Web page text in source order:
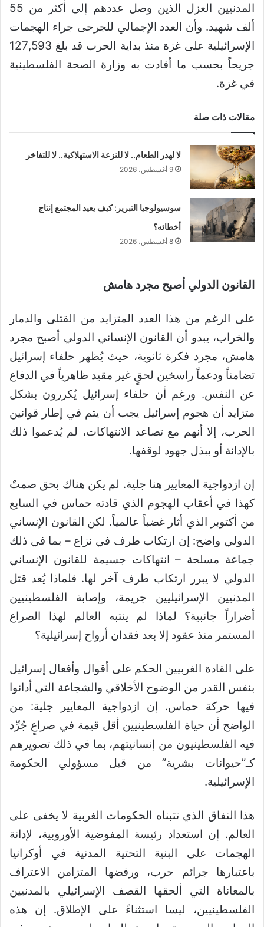
المدنيين العزل الذين وصل عددهم إلى أكثر من 55
ألف شهيد. وأن العدد الإجمالي للجرحى جراء الهجمات
الإسرائيلية على غزة منذ بداية الحرب قد بلغ 127,593
جريحاً بحسب ما أفادت به وزارة الصحة الفلسطينية
في غزة.
مقالات ذات صلة
لا لهدر الطعام.. لا للنزعة الاستهلاكية.. لا للتفاخر
9 أغسطس، 2026
سوسيولوجيا التبرير: كيف يعيد المجتمع إنتاج
أخطائه؟
8 أغسطس، 2026
القانون الدولي أصبح مجرد هامش
على الرغم من هذا العدد المتزايد من القتلى والدمار
والخراب، يبدو أن القانون الإنساني الدولي أصبح مجرد
هامش، مجرد فكرة ثانوية، حيث يُظهر حلفاء إسرائيل
تضامناً ودعماً راسخين لحقٍ غير مقيد ظاهرياً في الدفاع
عن النفس. ورغم أن حلفاء إسرائيل يُكررون بشكل
متزايد أن هجوم إسرائيل يجب أن يتم في إطار قوانين
الحرب، إلا أنهم مع تصاعد الانتهاكات، لم يُدعموا ذلك
بالإدانة أو ببذل جهود لوقفها.
إن ازدواجية المعايير هنا جلية. لم يكن هناك بحق صمتٌ
كهذا في أعقاب الهجوم الذي قادته حماس في السابع
من أكتوبر الذي أثار غضباً عالمياً. لكن القانون الإنساني
الدولي واضح: إن ارتكاب طرف في نزاع – بما في ذلك
جماعة مسلحة – انتهاكات جسيمة للقانون الإنساني
الدولي لا يبرر ارتكاب طرف آخر لها. فلماذا يُعد قتل
المدنيين الإسرائيليين جريمة، وإصابة الفلسطينيين
أضراراً جانبية؟ لماذا لم ينتبه العالم لهذا الصراع
المستمر منذ عقود إلا بعد فقدان أرواح إسرائيلية؟
على القادة الغربيين الحكم على أقوال وأفعال إسرائيل
بنفس القدر من الوضوح الأخلاقي والشجاعة التي أدانوا
فيها حركة حماس. إن ازدواجية المعايير جلية: من
الواضح أن حياة الفلسطينيين أقل قيمة في صراعٍ جُرِّد
فيه الفلسطينيون من إنسانيتهم، بما في ذلك تصويرهم
كـ”حيوانات بشرية” من قبل مسؤولي الحكومة
الإسرائيلية.
هذا النفاق الذي تتبناه الحكومات الغربية لا يخفى على
العالم. إن استعداد رئيسة المفوضية الأوروبية، لإدانة
الهجمات على البنية التحتية المدنية في أوكرانيا
باعتبارها جرائم حرب، ورفضها المتزامن الاعتراف
بالمعاناة التي ألحقها القصف الإسرائيلي بالمدنيين
الفلسطينيين، ليسا استثناءً على الإطلاق. إن هذه